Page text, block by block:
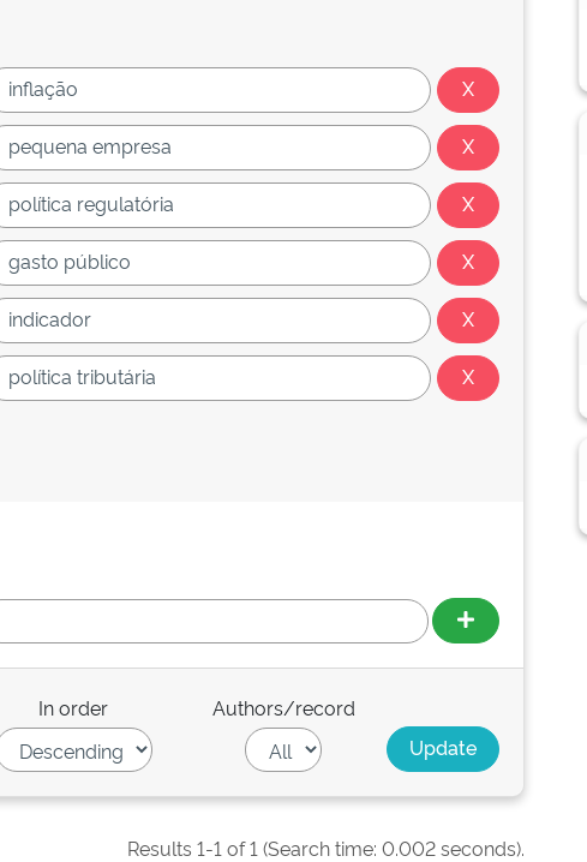
In order Authors/record
Results 1-1 of 1 (Search time: 0.002 seconds).